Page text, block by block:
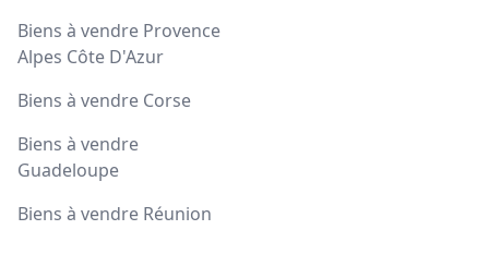
Biens à vendre Provence
Alpes Côte D'Azur
Biens à vendre Corse
Biens à vendre
Guadeloupe
Biens à vendre Réunion